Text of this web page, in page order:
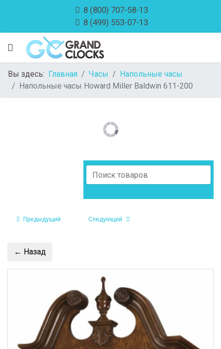
8 (800) 707-58-13
8 (499) 553-07-13
Вы здесь: Главная Часы
Напольные часы
Напольные часы Howard Miller Baldwin 611-200
Предыдущий Следующий